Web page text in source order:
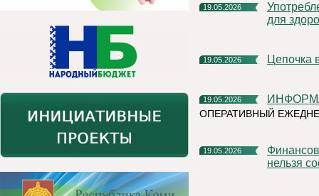
19.05.2026
Употребление наркотических и психотропных веществ опасно
для
19.05.2026
19.05.2026
ОПЕРАТИВНЫЙ
19.05.2026
Финансовая грамотность: напоминаем, какую информацию
нельзя